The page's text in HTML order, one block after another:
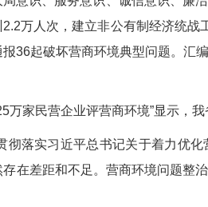
万人次，建立非公有制经济统
36起破坏营商环境典型问题。汇
民营企业评营商环境”显示，我
实习近平总书记关于着力优化
在差距和不足。营商环境问题整